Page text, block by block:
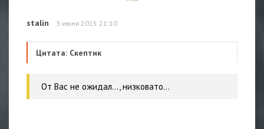
stalin 3 июня 2015 21:10
Цитата: Скептик
От Вас не ожидал..., низковато...